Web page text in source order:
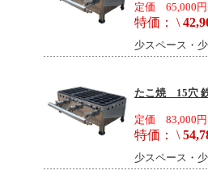
定価 65,000円
特価： \
少スペース・
たこ焼 15穴
定価 83,000円
特価： \
少スペース・